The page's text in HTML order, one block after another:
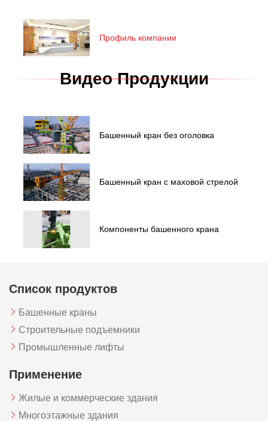
Профиль компании
Видео Продукции
Башенный кран без оголовка
Башенный кран с маховой стрелой
Компоненты башенного крана
Список продуктов
Башенные краны
Строительные подъемники
Промышленные лифты
Применение
Жилые и коммерческие здания
Многоэтажные здания